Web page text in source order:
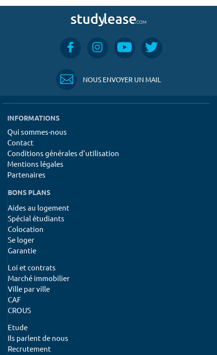
NOUS ENVOYER UN MAIL
INFORMATIONS
Qui sommes-nous
Contact
Conditions générales d'utilisation
Mentions légales
Partenaires
BONS PLANS
Aides au logement
Spécial étudiants
Colocation
Se loger
Garantie
Loi et contrats
Marché immobilier
Ville par ville
CAF
CROUS
Etude
Ils parlent de nous
Recrutement